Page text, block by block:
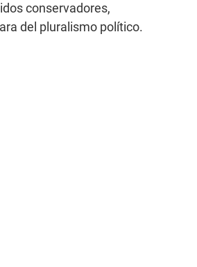
conservadores,
del pluralismo político.